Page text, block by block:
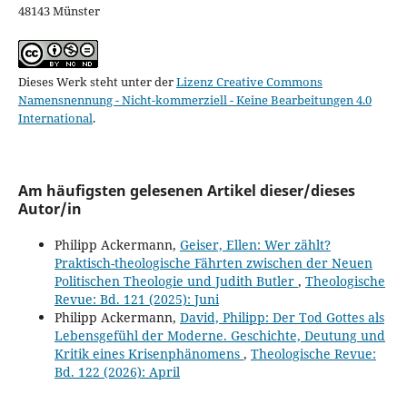
48143 Münster
Dieses Werk steht unter derLizenz Creative Commons
Namensnennung - Nicht-kommerziell - Keine Bearbeitungen 4.0
International.
Am häufigsten gelesenen Artikel dieser/dieses
Autor/in
Philipp Ackermann, Geiser, Ellen: Wer zählt?
Praktisch-theologische Fährten zwischen der Neuen
Politischen Theologie und Judith Butler , Theologische
Revue: Bd. 121 (2025): Juni
Philipp Ackermann, David, Philipp: Der Tod Gottes als
Lebensgefühl der Moderne. Geschichte, Deutung und
Kritik eines Krisenphänomens , Theologische Revue:
Bd. 122 (2026): April